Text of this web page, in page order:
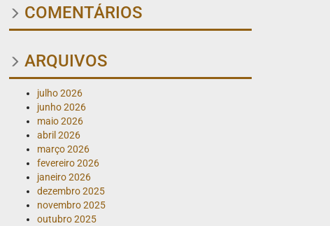
COMENTÁRIOS
ARQUIVOS
julho 2026
junho 2026
maio 2026
abril 2026
março 2026
fevereiro 2026
janeiro 2026
dezembro 2025
novembro 2025
outubro 2025